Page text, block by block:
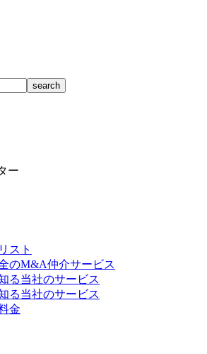
ー
スト
のM&A仲介サービス
る当社のサービス
る当社のサービス
金